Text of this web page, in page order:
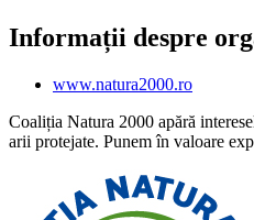
Informații despre
www.natura2000.ro
Coaliția Natura 2000 apără
arii protejate. Punem în valoare